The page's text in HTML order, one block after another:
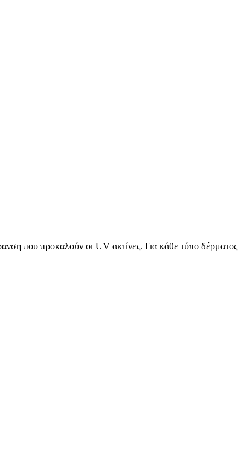
που προκαλούν οι UV ακτίνες. Για κάθε τύπο δέρματος